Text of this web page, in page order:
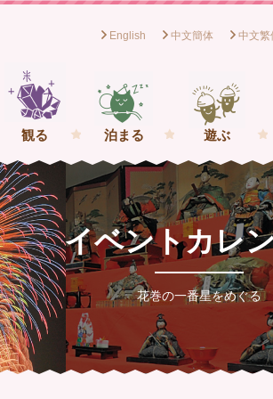
社団法人花巻観光協会[岩手県花巻市] イー
English 中文簡体 中文繁
観る 泊まる 遊ぶ
イベントカレ
花巻の一番星をめぐる